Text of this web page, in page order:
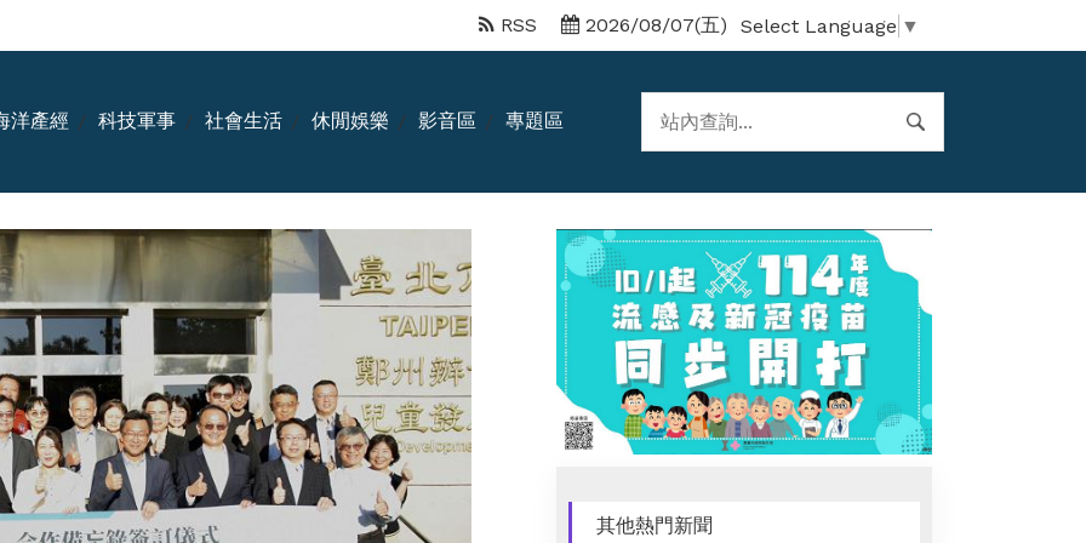
Select Language ▼
2026/08/07(五)
RSS
洋產經 科技軍事 社會生活 休閒娛樂 影音區 專題區
其他熱門新聞